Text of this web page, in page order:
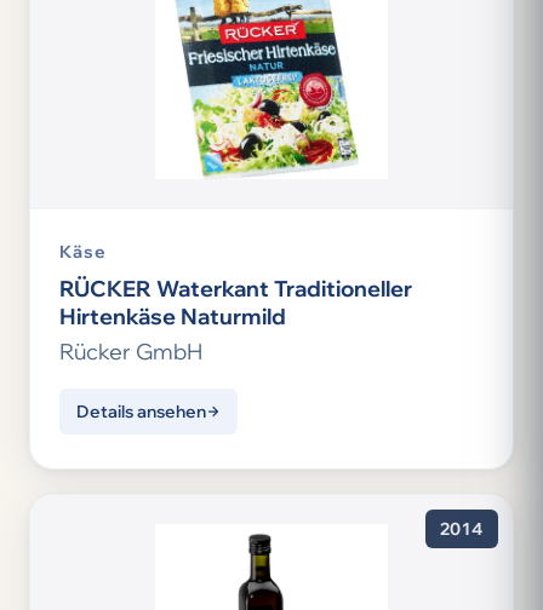
Käse
RÜCKER Waterkant Traditioneller
Hirtenkäse Naturmild
Rücker GmbH
Details ansehen
2014